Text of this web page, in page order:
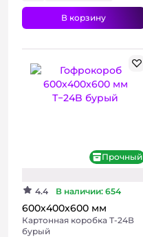
В корзину
Прочный
4.4 В наличии: 654
600х400х600 мм
Картонная коробка Т-24В
бурый